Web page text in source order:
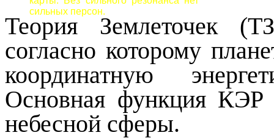
сильных персон.
Теория Землеточек
согласно которому
координатную
Основная функция КЭР
небесной сферы.